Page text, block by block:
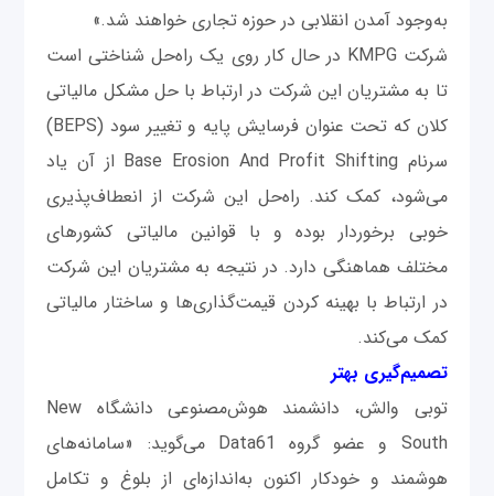
به‌وجود آمدن انقلابی در حوزه تجاری خواهند شد.»
شرکت KMPG در حال کار روی یک راه‌حل شناختی است
تا به مشتریان این شرکت در ارتباط با حل مشکل مالیاتی
کلان که تحت عنوان فرسایش پایه و تغییر سود (BEPS)
سرنام Base Erosion And Profit Shifting از آن یاد
می‌شود، کمک کند. راه‌حل این شرکت از انعطاف‌پذیری
خوبی برخوردار بوده و با قوانین مالیاتی کشورهای
مختلف هماهنگی دارد. در نتیجه به مشتریان این شرکت
در ارتباط با بهینه‌ کردن قیمت‌گذاری‌ها و ساختار مالیاتی
کمک می‌کند.
تصمیم‌گیری بهتر
توبی والش، دانشمند هوش‌مصنوعی دانشگاه New
South و عضو گروه Data61 می‌گوید: «سامانه‌های
هوشمند و خودکار اکنون به‌اندازه‌ای از بلوغ و تکامل